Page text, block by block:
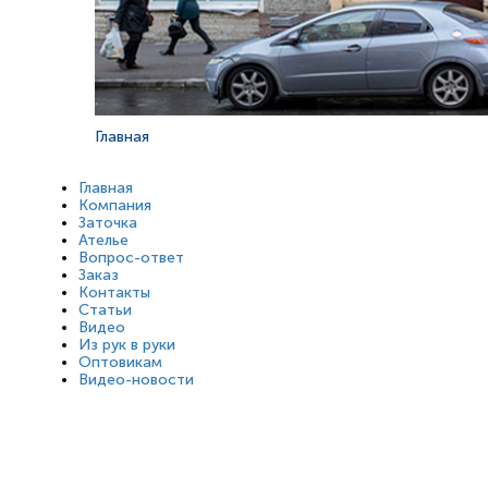
Главная
Главная
Компания
Заточка
Ателье
Вопрос-ответ
Заказ
Контакты
Статьи
Видео
Из рук в руки
Оптовикам
Видео-новости